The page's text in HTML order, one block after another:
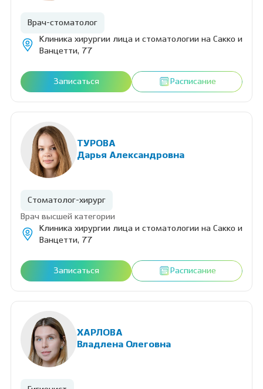
Врач-стоматолог
Клиника хирургии лица и стоматологии на Сакко и
Ванцетти, 77
Записаться Расписание
ТУРОВА
Дарья Александровна
Стоматолог-хирург
Врач высшей категории
Клиника хирургии лица и стоматологии на Сакко и
Ванцетти, 77
Записаться Расписание
ХАРЛОВА
Владлена Олеговна